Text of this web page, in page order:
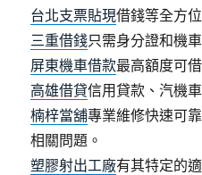
台北支票貼現借錢等全方
三重借錢只需身分證和機
屏東機車借款最高額度可
高雄借貸信用貸款、汽機
楠梓當舖專業維修快速可
相關問題。
塑膠射出工廠有其特定的